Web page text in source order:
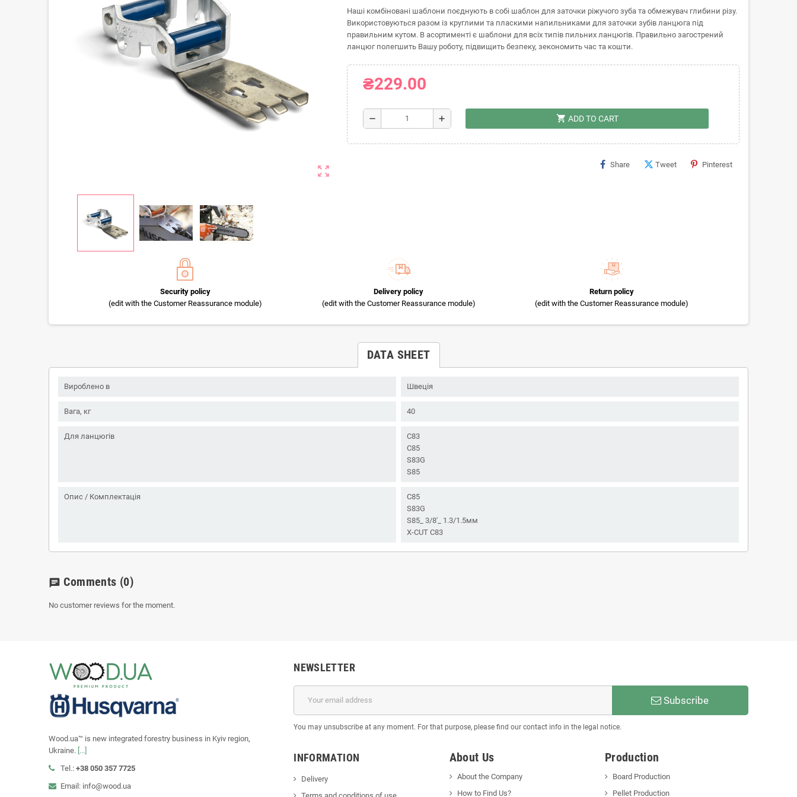
zoom_out_map
Наші комбіновані шаблони поєднують в собі шаблон для заточки ріжучого зуба та обмежувач глибини різу.
Використовуються разом із круглими та пласкими напильниками для заточки зубів ланцюга під
правильним кутом. В асортименті є шаблони для всіх типів пильних ланцюгів. Правильно загострений
ланцюг полегшить Вашу роботу, підвищить безпеку, зекономить час та кошти.
₴229.00
remove add shopping_cart ADD TO CART
Share Tweet Pinterest
Security policy
(edit with the Customer Reassurance module)
Delivery policy
(edit with the Customer Reassurance module)
Return policy
(edit with the Customer Reassurance module)
DATA SHEET
Вироблено в Швеція
Вага, кг 40
Для ланцюгів
C83
C85
S83G
S85
Опис / Комплектація
C85
S83G
S85_ 3/8'_ 1.3/1.5мм
X-CUT С83
chat Comments (0)
No customer reviews for the moment.
Wood.ua™ is new integrated forestry business in Kyiv region,
Ukraine. [...]
Tel.: +38 050 357 7725
Email: info@wood.ua
NEWSLETTER
Subscribe
You may unsubscribe at any moment. For that purpose, please find our contact info in the legal notice.
INFORMATION
Delivery
About Us
About the Company
How to Find Us?
Production
Board Production
Pellet Production